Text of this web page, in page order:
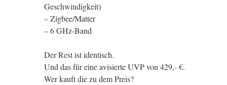
Geschwindigkeit)
– Zigbee/Matter
– 6 GHz-Band
Der Rest ist identisch.
Und das für eine avisierte UVP von 429,- €.
Wer kauft die zu dem Preis?